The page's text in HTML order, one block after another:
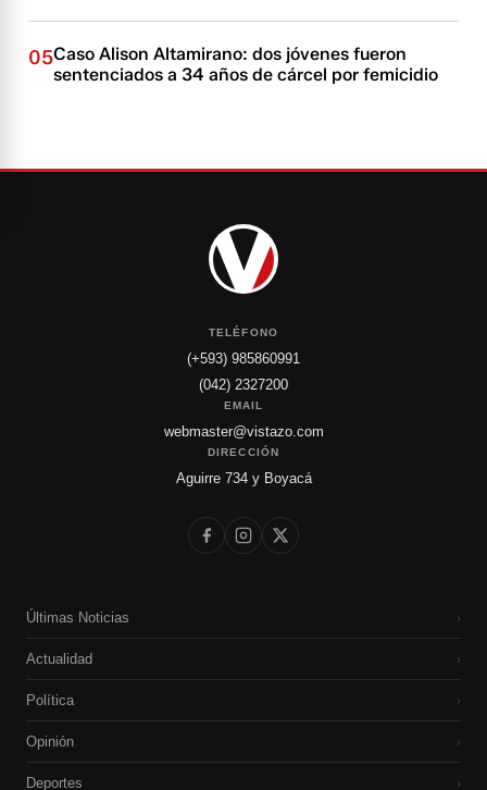
05Caso Alison Altamirano: dos jóvenes fueron
sentenciados a 34 años de cárcel por femicidio
TELÉFONO
(+593) 985860991
(042) 2327200
EMAIL
webmaster@vistazo.com
DIRECCIÓN
Aguirre 734 y Boyacá
Últimas Noticias ›
Actualidad ›
Política ›
Opinión ›
Deportes ›